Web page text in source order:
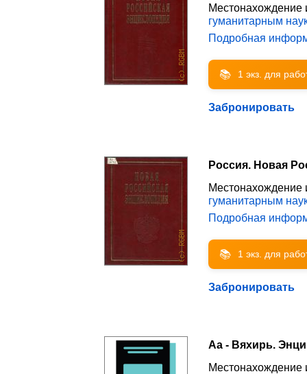
Местонахождение
гуманитарным
Подробная
📚 1 экз. для
Забронировать
Россия. Новая
Местонахождение
гуманитарным
Подробная
📚 1 экз. для
Забронировать
Аа - Вяхирь.
Местонахождение